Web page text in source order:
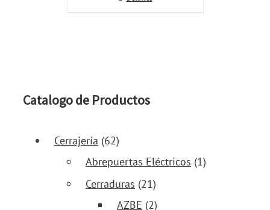
Catalogo de Productos
Cerrajería (62)
Abrepuertas Eléctricos (1)
Cerraduras (21)
AZBE (2)